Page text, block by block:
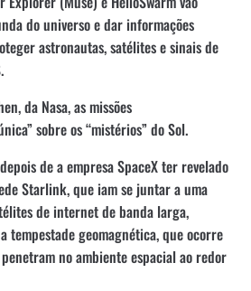
do universo e dar informações
astronautas, satélites e sinais de
da Nasa, as missões
sobre os “mistérios” do Sol.
de a empresa SpaceX ter revelado
Starlink, que iam se juntar a uma
de internet de banda larga,
tempestade geomagnética, que ocorre
no ambiente espacial ao redor